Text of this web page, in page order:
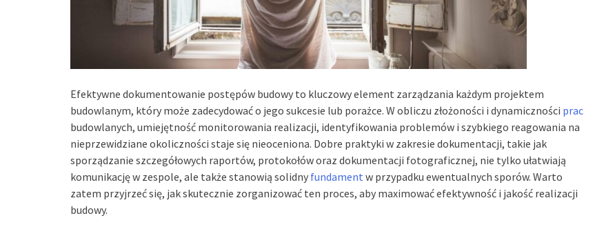
Efektywne dokumentowanie postępów budowy to kluczowy element zarządzania każdym projektem
budowlanym, który może zadecydować o jego sukcesie lub porażce. W obliczu złożoności i dynamiczności prac
budowlanych, umiejętność monitorowania realizacji, identyfikowania problemów i szybkiego reagowania na
nieprzewidziane okoliczności staje się nieoceniona. Dobre praktyki w zakresie dokumentacji, takie jak
sporządzanie szczegółowych raportów, protokołów oraz dokumentacji fotograficznej, nie tylko ułatwiają
komunikację w zespole, ale także stanowią solidny fundament w przypadku ewentualnych sporów. Warto
zatem przyjrzeć się, jak skutecznie zorganizować ten proces, aby maximować efektywność i jakość realizacji
budowy.